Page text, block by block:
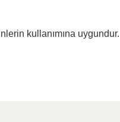
kullanımına uygundur.